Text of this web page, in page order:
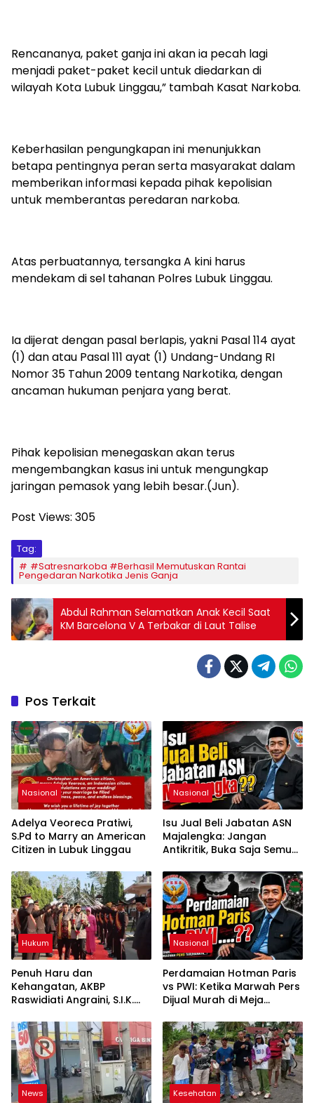
Rencananya, paket ganja ini akan ia pecah lagi
menjadi paket-paket kecil untuk diedarkan di
wilayah Kota Lubuk Linggau,” tambah Kasat Narkoba.
Keberhasilan pengungkapan ini menunjukkan
betapa pentingnya peran serta masyarakat dalam
memberikan informasi kepada pihak kepolisian
untuk memberantas peredaran narkoba.
Atas perbuatannya, tersangka A kini harus
mendekam di sel tahanan Polres Lubuk Linggau.
Ia dijerat dengan pasal berlapis, yakni Pasal 114 ayat
(1) dan atau Pasal 111 ayat (1) Undang-Undang RI
Nomor 35 Tahun 2009 tentang Narkotika, dengan
ancaman hukuman penjara yang berat.
Pihak kepolisian menegaskan akan terus
mengembangkan kasus ini untuk mengungkap
jaringan pemasok yang lebih besar.(Jun).
Post Views: 305
Tag:
#Satresnarkoba #Berhasil Memutuskan Rantai
Pengedaran Narkotika Jenis Ganja
Abdul Rahman Selamatkan Anak Kecil Saat
KM Barcelona V A Terbakar di Laut Talise
Pos Terkait
Nasional
Adelya Veoreca Pratiwi,
S.Pd to Marry an American
Citizen in Lubuk Linggau
Nasional
Isu Jual Beli Jabatan ASN
Majalengka: Jangan
Antikritik, Buka Saja Semua
Jabatan kepada Publik
Oleh: Aceng Syamsul
Hadie, S.Sos., MM. Ketua
Dewan Pembina Pusat
ASWIN
Hukum
Penuh Haru dan
Kehangatan, AKBP
Raswidiati Angraini, S.I.K.
Lampung Utara
Nasional
Perdamaian Hotman Paris
vs PWI: Ketika Marwah Pers
Dijual Murah di Meja
Syamsul Hadie (ASH)”
News Kesehatan